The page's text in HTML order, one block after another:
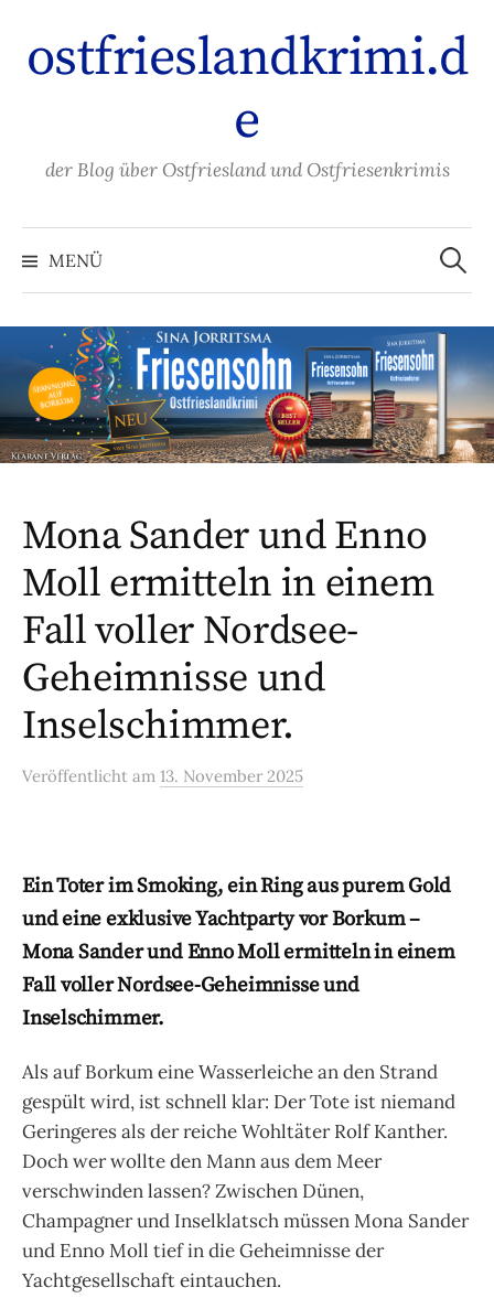
Inhalt
überspringen
ostfrieslandkrimi.d
e
der Blog über Ostfriesland und Ostfriesenkrimis
MENÜ
Suchen
nach:
Mona Sander und Enno
Moll ermitteln in einem
Fall voller Nordsee-
Geheimnisse und
Inselschimmer.
Veröffentlicht am 13. November 2025
Ein Toter im Smoking, ein Ring aus purem Gold
und eine exklusive Yachtparty vor Borkum –
Mona Sander und Enno Moll ermitteln in einem
Fall voller Nordsee-Geheimnisse und
Inselschimmer.
Als auf Borkum eine Wasserleiche an den Strand
gespült wird, ist schnell klar: Der Tote ist niemand
Geringeres als der reiche Wohltäter Rolf Kanther.
Doch wer wollte den Mann aus dem Meer
verschwinden lassen? Zwischen Dünen,
Champagner und Inselklatsch müssen Mona Sander
und Enno Moll tief in die Geheimnisse der
Yachtgesellschaft eintauchen.